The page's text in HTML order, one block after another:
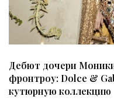
Дебют дочери
фронтроу: Dolce &
кутюрную коллекцию